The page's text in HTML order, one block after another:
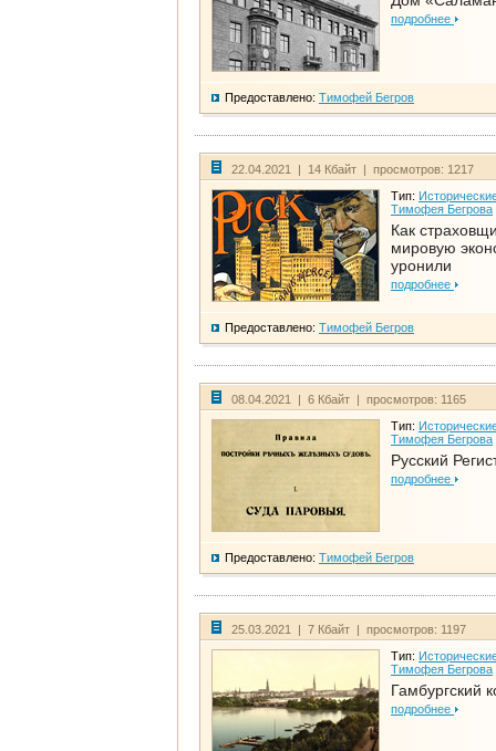
подробнее
Предоставлено: Тимофей Бегров
22.04.2021 | 14 Кбайт | просмотров: 1217
Тип:
Тимофея Бегрова
Как
мировую
уронили
подробнее
Предоставлено: Тимофей Бегров
08.04.2021 | 6 Кбайт | просмотров: 1165
Тип:
Тимофея Бегрова
Русский
подробнее
Предоставлено: Тимофей Бегров
25.03.2021 | 7 Кбайт | просмотров: 1197
Тип:
Тимофея Бегрова
Гамбургский
подробнее